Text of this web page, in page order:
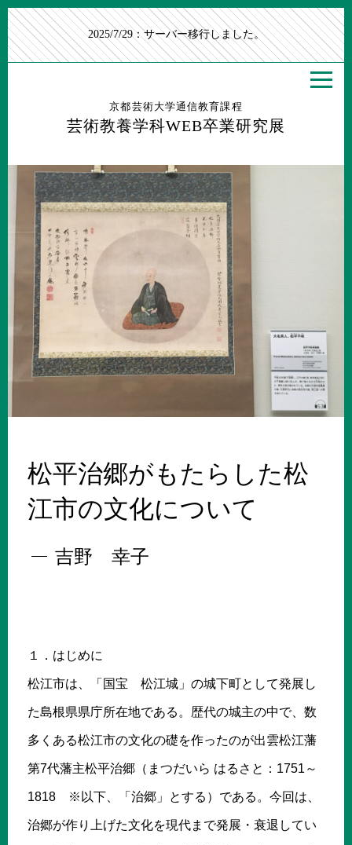
2025/7/29：サーバー移行しました。
京都芸術大学通信教育課程
芸術教養学科WEB卒業研究展
松平治郷がもたらした松
江市の文化について
吉野 幸子
１．はじめに
松江市は、「国宝 松江城」の城下町として発展し
た島根県県庁所在地である。歴代の城主の中で、数
多くある松江市の文化の礎を作ったのが出雲松江藩
第7代藩主松平治郷（まつだいら はるさと：1751～
1818 ※以下、「治郷」とする）である。今回は、
治郷が作り上げた文化を現代まで発展・衰退してい